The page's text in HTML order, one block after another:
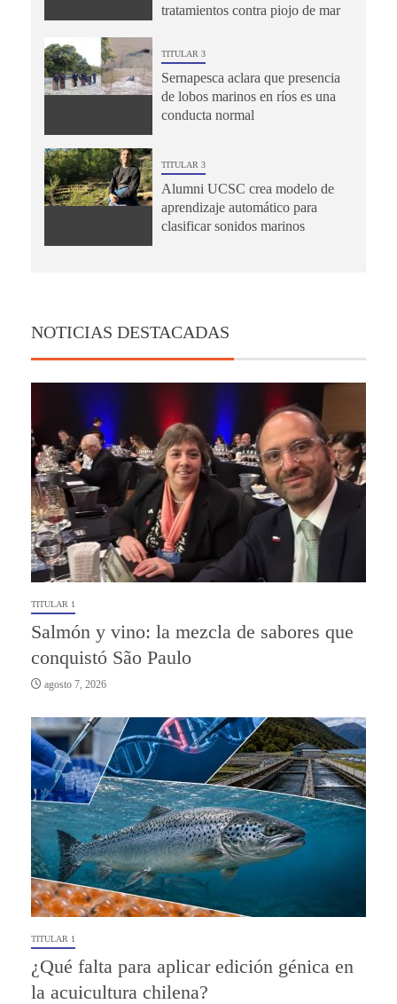
tratamientos contra piojo de mar
TITULAR 3
Sernapesca aclara que presencia
de lobos marinos en ríos es una
conducta normal
TITULAR 3
Alumni UCSC crea modelo de
aprendizaje automático para
clasificar sonidos marinos
NOTICIAS DESTACADAS
TITULAR 1
Salmón y vino: la mezcla de sabores que
conquistó São Paulo
agosto 7, 2026
TITULAR 1
¿Qué falta para aplicar edición génica en
la acuicultura chilena?